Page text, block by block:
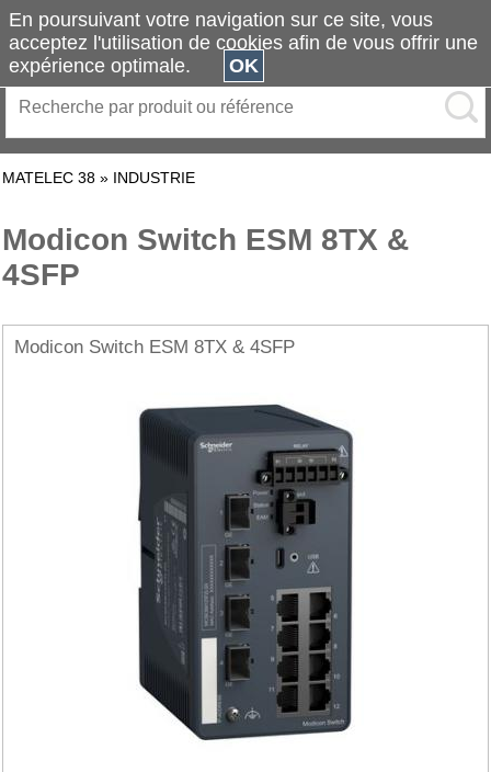
MATELEC 38 » INDUSTRIE
Modicon Switch ESM 8TX &
4SFP
Modicon Switch ESM 8TX & 4SFP
En poursuivant votre navigation sur ce site, vous
acceptez l'utilisation de cookies afin de vous offrir une
expérience optimale.
OK